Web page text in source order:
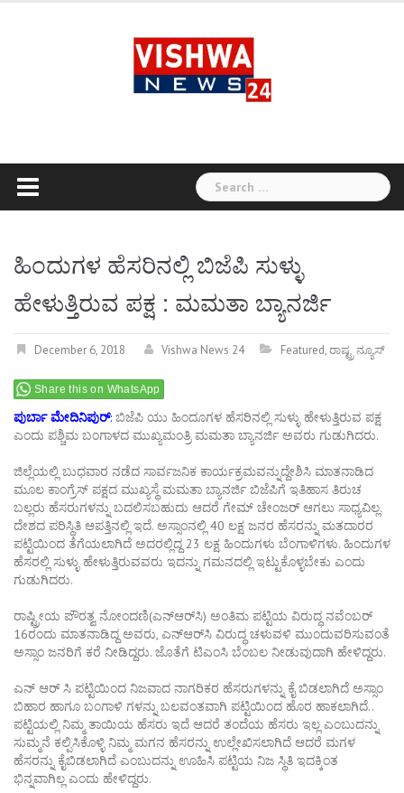
Search
for:
ಹಿಂದುಗಳ ಹೆಸರಿನಲ್ಲಿ ಬಿಜೆಪಿ ಸುಳ್ಳು
ಹೇಳುತ್ತಿರುವ ಪಕ್ಷ : ಮಮತಾ ಬ್ಯಾನರ್ಜಿ
December 6, 2018 Vishwa News 24 Featured,ರಾಷ್ಟ್ರ ನ್ಯೂಸ್
Share this on WhatsApp
ಪುರ್ಬಾ ಮೇದಿನಿಪುರ್: ಬಿಜೆಪಿ ಯು ಹಿಂದೂಗಳ ಹೆಸರಿನಲ್ಲಿ ಸುಳ್ಳು ಹೇಳುತ್ತಿರುವ ಪಕ್ಷ
ಎಂದು ಪಶ್ಚಿಮ ಬಂಗಾಳದ ಮುಖ್ಯಮಂತ್ರಿ ಮಮತಾ ಬ್ಯಾನರ್ಜಿ ಅವರು ಗುಡುಗಿದರು.
ಜಿಲ್ಲೆಯಲ್ಲಿ ಬುಧವಾರ ನಡೆದ ಸಾರ್ವಜನಿಕ ಕಾರ್ಯಕ್ರಮವನ್ನುದ್ದೇಶಿಸಿ ಮಾತನಾಡಿದ
ಮೂಲ ಕಾಂಗ್ರೆಸ್ ಪಕ್ಷದ ಮುಖ್ಯಸ್ಥೆ ಮಮತಾ ಬ್ಯಾನರ್ಜಿ ಬಿಜೆಪಿಗೆ ಇತಿಹಾಸ ತಿರುಚ
ಬಲ್ಲರು ಹೆಸರುಗಳನ್ನು ಬದಲಿಸಬಹುದು ಆದರೆ ಗೇಮ್ ಚೇಂಜರ್ ಆಗಲು ಸಾಧ್ಯವಿಲ್ಲ.
ದೇಶದ ಪರಿಸ್ಥಿತಿ ಆಪತ್ತಿನಲ್ಲಿ ಇದೆ. ಅಸ್ಸಾಂನಲ್ಲಿ 40 ಲಕ್ಷ ಜನರ ಹೆಸರನ್ನು ಮತದಾರರ
ಪಟ್ಟಿಯಿಂದ ತೆಗೆಯಲಾಗಿದೆ ಅದರಲ್ಲಿದ್ದ 23 ಲಕ್ಷ ಹಿಂದುಗಳು ಬೆಂಗಾಳಿಗಳು. ಹಿಂದುಗಳ
ಹೆಸರಲ್ಲಿ ಸುಳ್ಳು ಹೇಳುತ್ತಿರುವವರು ಇದನ್ನು ಗಮನದಲ್ಲಿ ಇಟ್ಟುಕೊಳ್ಳಬೇಕು ಎಂದು
ಗುಡುಗಿದರು.
ರಾಷ್ಟ್ರೀಯ ಪೌರತ್ವ ನೋಂದಣಿ(ಎನ್‌ಆರ್‌ಸಿ) ಅಂತಿಮ ಪಟ್ಟಿಯ ವಿರುದ್ಧ ನವೆಂಬರ್‌
16ರಂದು ಮಾತನಾಡಿದ್ದ ಅವರು, ಎನ್‌ಆರ್‌ಸಿ ವಿರುದ್ಧ ಚಳುವಳಿ ಮುಂದುವರಿಸುವಂತೆ
ಅಸ್ಸಾಂ ಜನರಿಗೆ ಕರೆ ನೀಡಿದ್ದರು. ಜೊತೆಗೆ ಟಿಎಂಸಿ ಬೆಂಬಲ ನೀಡುವುದಾಗಿ ಹೇಳಿದ್ದರು.
ಎನ್ ಆರ್ ಸಿ ಪಟ್ಟಿಯಿಂದ ನಿಜವಾದ ನಾಗರಿಕರ ಹೆಸರುಗಳನ್ನು ಕೈ ಬಿಡಲಾಗಿದೆ ಅಸ್ಸಾಂ
ಬಿಹಾರ ಹಾಗೂ ಬಂಗಾಳಿ ಗಳನ್ನು ಬಲವಂತವಾಗಿ ಪಟ್ಟಿಯಿಂದ ಹೊರ ಹಾಕಲಾಗಿದೆ..
ಪಟ್ಟಿಯಲ್ಲಿ ನಿಮ್ಮ ತಾಯಿಯ ಹೆಸರು ಇದೆ ಆದರೆ ತಂದೆಯ ಹೆಸರು ಇಲ್ಲ ಎಂಬುದನ್ನು
ಸುಮ್ಮನೆ ಕಲ್ಪಿಸಿಕೊಳ್ಳಿ ನಿಮ್ಮ ಮಗನ ಹೆಸರನ್ನು ಉಲ್ಲೇಖಿಸಲಾಗಿದೆ ಆದರೆ ಮಗಳ
ಹೆಸರನ್ನು ಕೈಬಿಡಲಾಗಿದೆ ಎಂಬುದನ್ನು ಊಹಿಸಿ ಪಟ್ಟಿಯ ನಿಜ ಸ್ಥಿತಿ ಇದಕ್ಕಿಂತ
ಭಿನ್ನವಾಗಿಲ್ಲ ಎಂದು ಹೇಳಿದ್ದರು.